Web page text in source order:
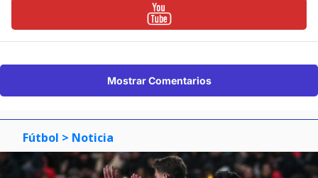
Mostrar Comentarios
Fútbol > Noticia